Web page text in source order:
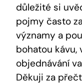
důležité si
pojmy často
významy a
bohatou kávu,
objednávání
Děkuji za